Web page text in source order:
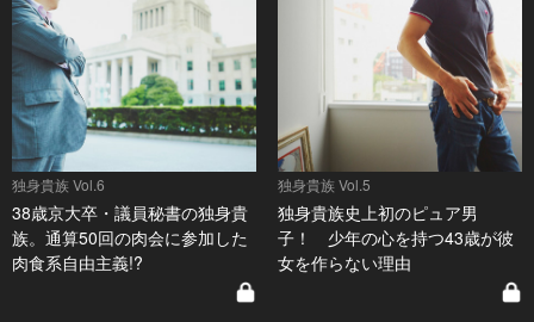
独身貴族 Vol.6
38歳京大卒・議員秘書の独身貴
族。通算50回の肉会に参加した
肉食系自由主義!?
独身貴族 Vol.5
独身貴族史上初のピュア男
子！ 少年の心を持つ43歳が彼
女を作らない理由